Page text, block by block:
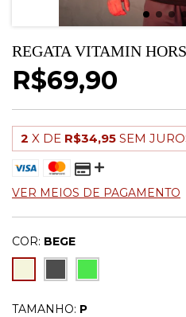
REGATA VITAMIN
R$69,90
2 X DE R$34,95 SEM
VER MEIOS DE PAGAMENTO
COR: BEGE
TAMANHO: P